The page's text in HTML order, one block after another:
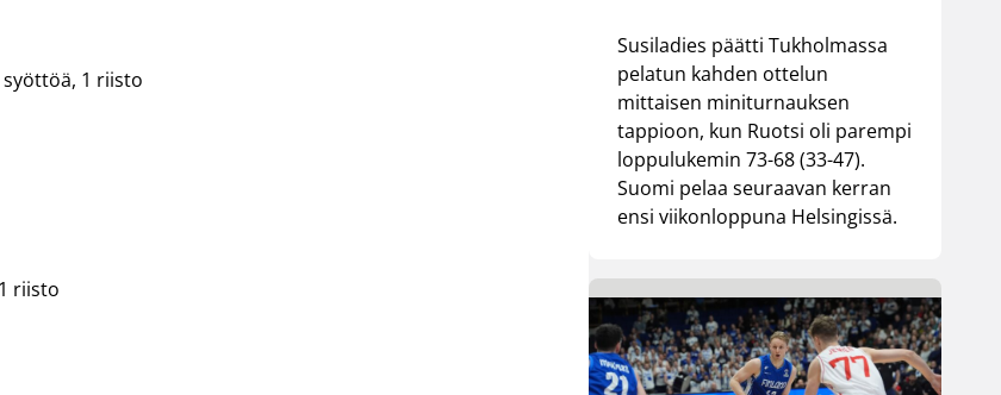
syöttöä, 1 riisto
riisto
Susiladies päätti Tukholmassa
pelatun kahden ottelun
mittaisen miniturnauksen
tappioon, kun Ruotsi oli parempi
loppulukemin 73-68 (33-47).
Suomi pelaa seuraavan kerran
ensi viikonloppuna Helsingissä.